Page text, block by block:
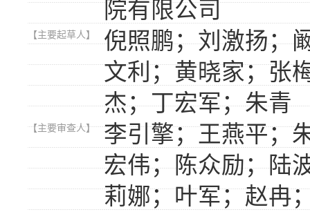
院有限公司
【主要起草人】
倪照鹏；刘激扬；
文利；黄晓家；张
杰；丁宏军；朱青
【主要审查人】
李引擎；王燕平；
宏伟；陈众励；陆
莉娜；叶军；赵冉